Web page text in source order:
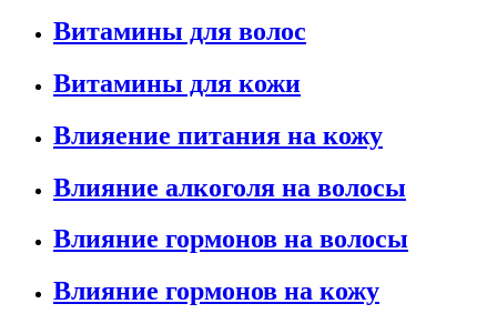
Витамины для волос
Витамины для кожи
Влияение питания на кожу
Влияние алкоголя на волосы
Влияние гормонов на волосы
Влияние гормонов на кожу